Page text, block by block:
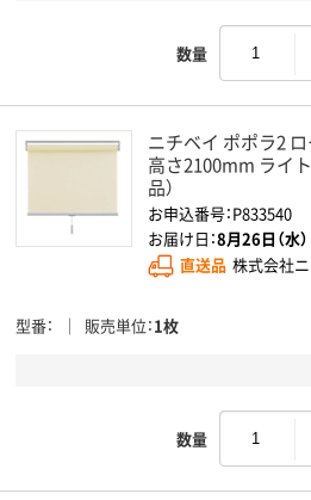
数量
ニチベイ ポポラ2
高さ2100mm ライ
品）
お申込番号：P833540
お届け日：8月26日（水
直送品 株式会社
型番 販売単位 1枚
数量